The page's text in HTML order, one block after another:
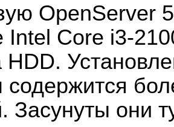
OpenServer
Intel Core i3-
HDD.
содержится
Засунуты они